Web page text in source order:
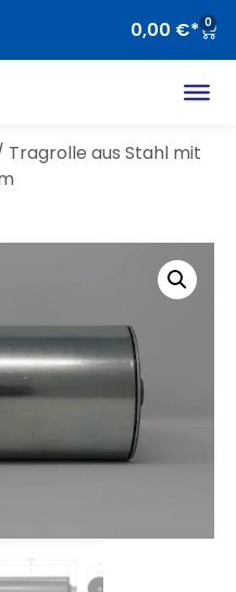
0,00 € 0
Tragrolle aus Stahl mit